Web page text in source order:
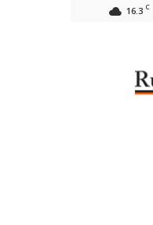
16.3 C